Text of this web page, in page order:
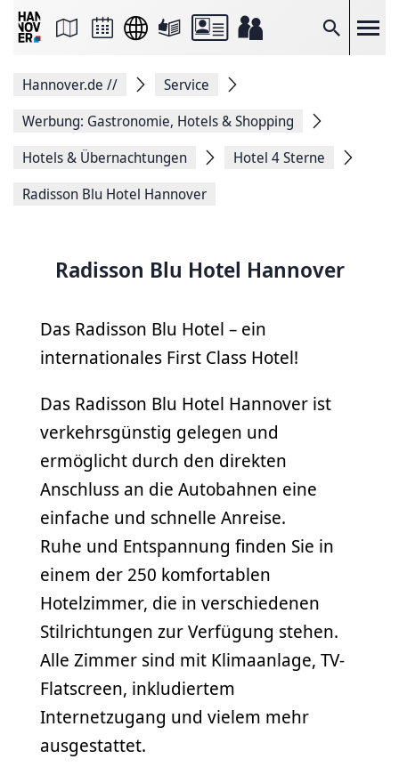
Suche
Seite
Facebook
teilen
Seitenlink
Seite
Hannover.de //
Service
Werbung: Gastronomie, Hotels & Shopping
Hotels & Übernachtungen
Hotel 4 Sterne
Radisson Blu Hotel Hannover
Radisson Blu Hotel Hannover
Das Radisson Blu Hotel – ein
internationales First Class Hotel!
Das Radisson Blu Hotel Hannover ist
verkehrsgünstig gelegen und
ermöglicht durch den direkten
Anschluss an die Autobahnen eine
einfache und schnelle Anreise.
Ruhe und Entspannung finden Sie in
einem der 250 komfortablen
Hotelzimmer, die in verschiedenen
Stilrichtungen zur Verfügung stehen.
Alle Zimmer sind mit Klimaanlage, TV-
Flatscreen, inkludiertem
Internetzugang und vielem mehr
ausgestattet.